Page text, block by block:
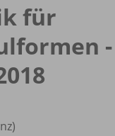
für
-